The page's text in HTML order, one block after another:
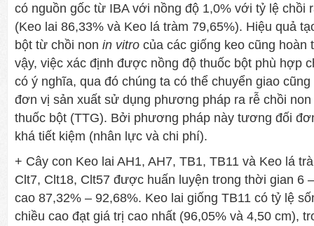
có nguồn gốc từ IBA với nồng độ 1,0% với tỷ lệ chồi
(Keo lai 86,33% và Keo lá tràm 79,65%). Hiệu quả
bột từ chồi non in vitro của các giống keo cũng hoàn
vậy, việc xác định được nồng độ thuốc bột phù hợp
có ý nghĩa, qua đó chúng ta có thể chuyển giao
đơn vị sản xuất sử dụng phương pháp ra rễ chồi non
thuốc bột (TTG). Bởi phương pháp này tương đối
khá tiết kiệm (nhân lực và chi phí).
+ Cây con Keo lai AH1, AH7, TB1, TB11 và Keo lá
Clt7, Clt18, Clt57 được huấn luyện trong thời gian 6
cao 87,32% – 92,68%. Keo lai giống TB11 có tỷ lệ
chiều cao đạt giá trị cao nhất (96,05% và 4,50 cm),